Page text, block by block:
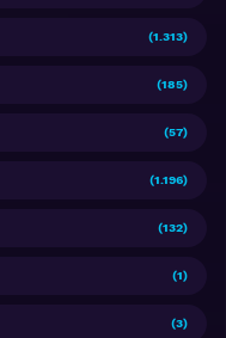
(1.313)
(185)
(57)
(1.196)
(132)
(1)
(3)